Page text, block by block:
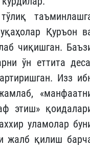
Қуръон
чиқишган.
ўн еттита
Изз
этиш»
уламолар
жалб қилиш